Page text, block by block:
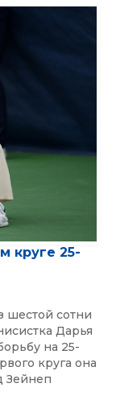
круге 25-
шестой сотни
Дарья
на 25-
круга она
Зейнеп